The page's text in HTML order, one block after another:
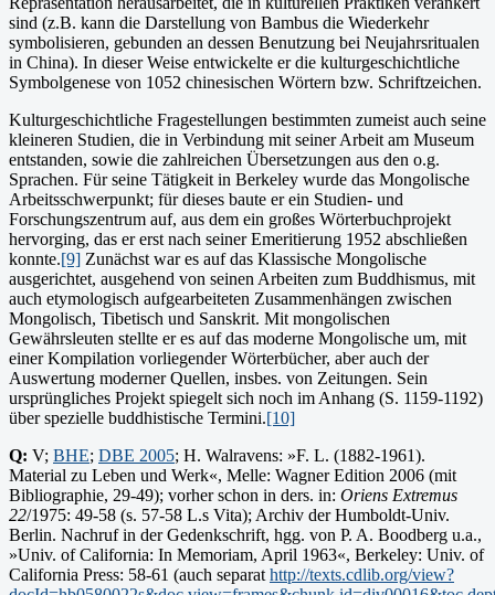
sind (z.B. kann die Darstellung von Bambus die Wiederkehr
symbolisieren, gebunden an dessen Benutzung bei Neujahrs­ritualen
in China). In dieser Weise entwickelte er die kulturgeschichtliche
Symbolgenese von 1052 chinesi­schen Wörtern bzw. Schriftzeichen.
Kulturgeschichtliche Fragestellungen bestimmten zumeist auch seine
kleineren Studien, die in Verbindung mit seiner Arbeit am Museum
entstanden, sowie die zahlreichen Übersetzungen aus den o.g.
Sprachen. Für seine Tätigkeit in Berkeley wurde das Mongolische
Arbeitsschwerpunkt; für dieses baute er ein Studien- und
Forschungszentrum auf, aus dem ein großes Wörterbuchprojekt
hervorging, das er erst nach seiner Emeritierung 1952 abschließen
konnte.[9] Zunächst war es auf das Klassische Mongolische
ausgerichtet, ausgehend von seinen Arbeiten zum Buddhismus, mit
auch etymologisch aufgearbeiteten Zusammenhängen zwischen
Mongolisch, Tibetisch und Sanskrit. Mit mongolischen
Gewährsleuten stellte er es auf das moderne Mongolische um, mit
einer Kompilation vorliegender Wörterbücher, aber auch der
Auswertung moderner Quellen, insbes. von Zeitungen. Sein
ursprüngliches Projekt spiegelt sich noch im Anhang (S. 1159-1192)
über spezielle buddhistische Termini.[10]
Q: V; BHE; DBE 2005; H. Walravens: »F. L. (1882-1961).
Material zu Leben und Werk«, Melle: Wagner Edition 2006 (mit
Bibliographie, 29-49); vorher schon in ders. in: Oriens Extremus
22/1975: 49-58 (s. 57-58 L.s Vita); Archiv der Humboldt-Univ.
Berlin. Nachruf in der Gedenkschrift, hgg. von P. A. Boodberg u.a.,
»Univ. of California: In Memoriam, April 1963«, Berkeley: Univ. of
California Press: 58-61 (auch separat http://texts.cdlib.org/view?